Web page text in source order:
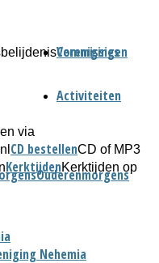
via
CD bestellenCD of MP3
KerktijdenKerktijden op
Verenigingen
Ouderenmorgens
Nehemia
Commissies
Activiteiten